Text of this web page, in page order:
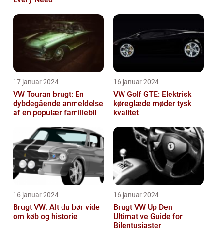
17 januar 2024
VW Touran brugt: En
dybdegående anmeldelse
af en populær familiebil
16 januar 2024
VW Golf GTE: Elektrisk
køreglæde møder tysk
kvalitet
16 januar 2024
Brugt VW: Alt du bør vide
om køb og historie
16 januar 2024
Brugt VW Up Den
Ultimative Guide for
Bilentusiaster